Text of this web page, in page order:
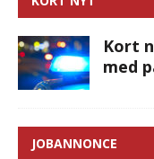
Kort
med
JOBANNONCE